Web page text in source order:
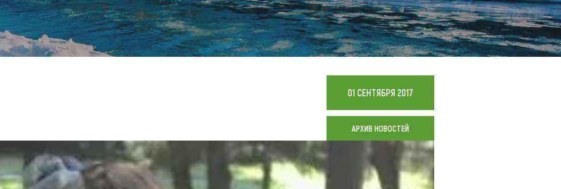
Объекты истории и культуры
Объекты развлечений
Топ туристических мест
Аудиогид
Мой маршрут
Гостиницы, отели
Коттеджи, базы
Сельские усадьбы
Мотели, придорожные отели
Новости
Что привезти (сувениры)
Общая информация
Как добраться
Коллекция впечатлений
Блог путешественника
Видеогалерея
01 СЕНТЯБРЯ 2017
АРХИВ НОВОСТЕЙ